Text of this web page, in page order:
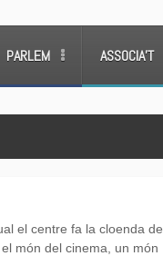
PARLEM ASSOCIA’T
el centre fa la cloenda de
món del cinema, un món